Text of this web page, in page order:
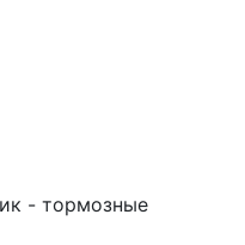
- тормозные